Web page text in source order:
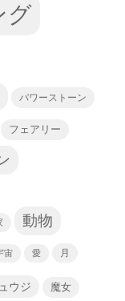
グ
パワーストーン
フェアリー
動物
宙 愛 月
ウジ 魔女